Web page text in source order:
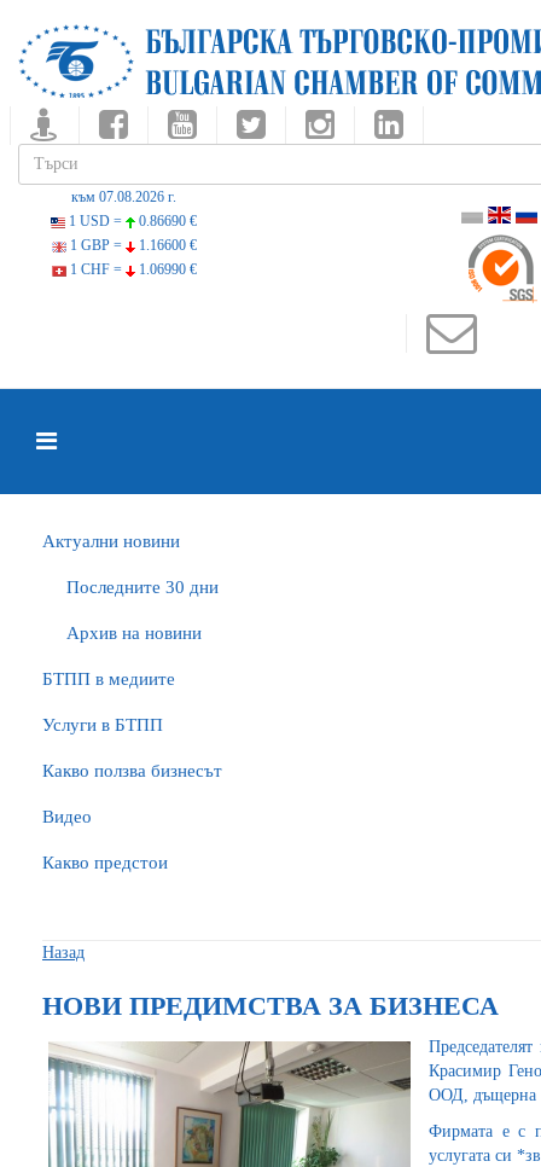
към 07.08.2026 г.
1 USD =
0.86690 €
1 GBP =
1.16600 €
1 CHF =
1.06990 €
Актуални новини
Последните 30 дни
Архив на новини
БTПП в медиите
Услуги в БТПП
Какво ползва бизнесът
Видео
Какво предстои
Назад
НОВИ ПРЕДИМСТВА ЗА БИЗНЕСА
Красимир
ООД, дъщерна
Фирмата е с
услугата си